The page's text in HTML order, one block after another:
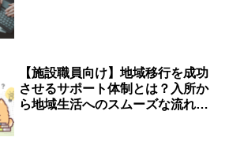
【施設職員向け】地域移行を成功
させるサポート体制とは？入所か
ら地域生活へのスムーズな流れを